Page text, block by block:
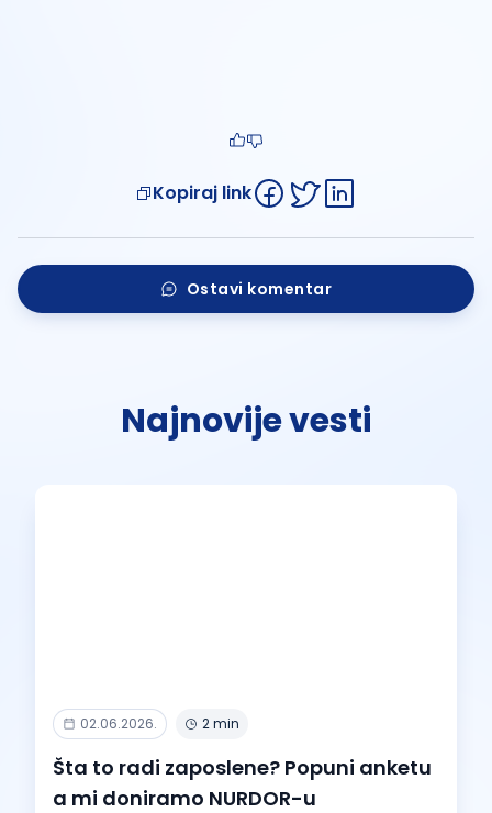
Kopiraj link
Ostavi komentar
Najnovije vesti
02.06.2026. 2 min
Šta to radi zaposlene? Popuni anketu
a mi doniramo NURDOR-u